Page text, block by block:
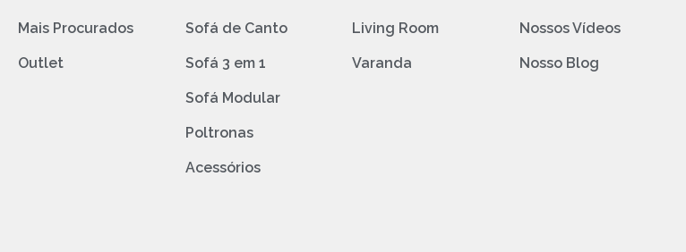
Mais Procurados
Outlet
Sofá de Canto
Sofá 3 em 1
Sofá Modular
Poltronas
Acessórios
Living Room
Varanda
Nossos Vídeos
Nosso Blog